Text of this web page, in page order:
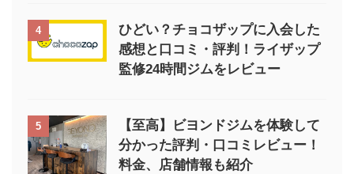
4
ひどい？チョコザップに入会した
感想と口コミ・評判！ライザップ
監修24時間ジムをレビュー
5
【至高】ビヨンドジムを体験して
分かった評判・口コミレビュー！
料金、店舗情報も紹介